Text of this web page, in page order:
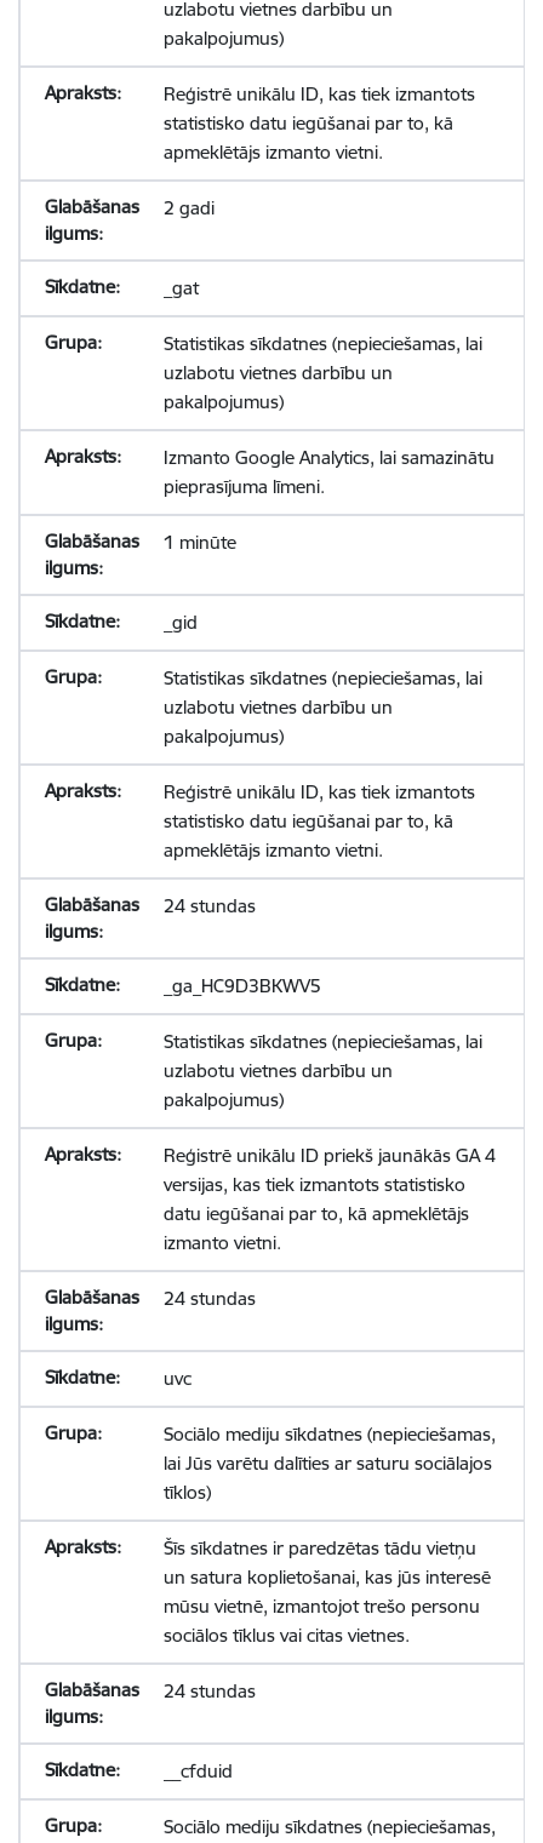
uzlabotu vietnes darbību un
pakalpojumus)
Reģistrē unikālu ID, kas tiek izmantots
statistisko datu iegūšanai par to, kā
apmeklētājs izmanto vietni.
2 gadi
_gat
Statistikas sīkdatnes (nepieciešamas, lai
uzlabotu vietnes darbību un
pakalpojumus)
Izmanto Google Analytics, lai samazinātu
pieprasījuma līmeni.
1 minūte
_gid
Statistikas sīkdatnes (nepieciešamas, lai
uzlabotu vietnes darbību un
pakalpojumus)
Reģistrē unikālu ID, kas tiek izmantots
statistisko datu iegūšanai par to, kā
apmeklētājs izmanto vietni.
24 stundas
_ga_HC9D3BKWV5
Statistikas sīkdatnes (nepieciešamas, lai
uzlabotu vietnes darbību un
pakalpojumus)
Reģistrē unikālu ID priekš jaunākās GA 4
versijas, kas tiek izmantots statistisko
datu iegūšanai par to, kā apmeklētājs
izmanto vietni.
24 stundas
uvc
Sociālo mediju sīkdatnes (nepieciešamas,
lai Jūs varētu dalīties ar saturu sociālajos
tīklos)
Šīs sīkdatnes ir paredzētas tādu vietņu
un satura koplietošanai, kas jūs interesē
mūsu vietnē, izmantojot trešo personu
sociālos tīklus vai citas vietnes.
24 stundas
__cfduid
Sociālo mediju sīkdatnes (nepieciešamas,